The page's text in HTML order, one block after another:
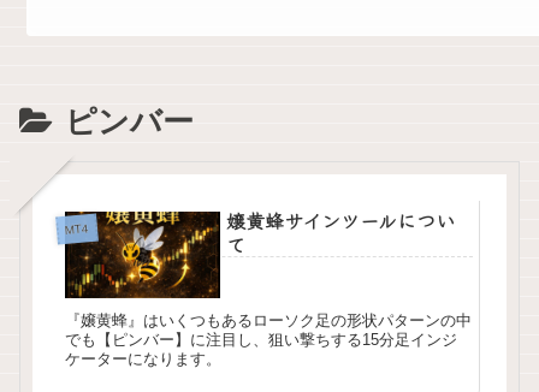
ピンバー
MT4
嬢黄蜂サインツールについ
て
『嬢黄蜂』はいくつもあるローソク足の形状パターンの中
でも【ピンバー】に注目し、狙い撃ちする15分足インジ
ケーターになります。